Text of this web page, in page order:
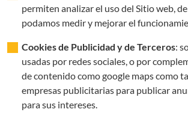
permiten analizar el uso del Sitio web,
podamos medir y mejorar el
Cookies de Publicidad y de Terceros:
usadas por redes sociales, o por
de contenido como google maps como
empresas publicitarias para publicar
para sus intereses.